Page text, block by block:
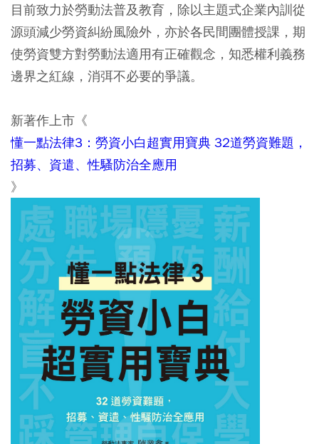
目前致力於勞動法普及教育，除以主題式企業內訓從
源頭減少勞資糾紛風險外，亦於各民間團體授課，期
使勞資雙方對勞動法適用有正確觀念，知悉權利義務
邊界之紅線，消弭不必要的爭議。
新著作上市《
懂一點法律3：勞資小白超實用寶典 32道勞資難題，
招募、資遣、性騷防治全應用
》